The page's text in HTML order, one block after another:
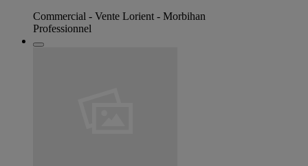
Commercial - Vente Lorient - Morbihan
Professionnel